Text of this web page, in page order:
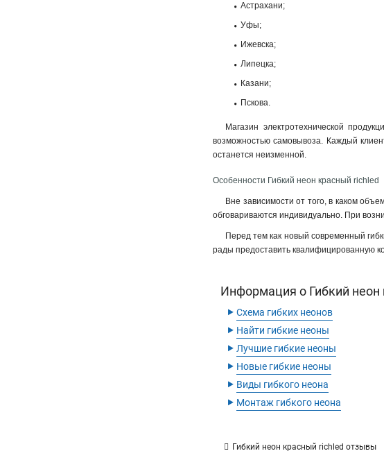
Астрахани;
Уфы;
Ижевска;
Липецка;
Казани;
Пскова.
Магазин электротехнической
возможностью самовывоза. Каждый
останется неизменной.
Особенности Гибкий неон красный richled
Вне зависимости от того, в каком
обговариваются индивидуально. При
Перед тем как новый современный
рады предоставить квалифицированную
Информация о Гибкий неон
‣ Схема гибких неонов
‣ Найти гибкие неоны
‣ Лучшие гибкие неоны
‣ Новые гибкие неоны
‣ Виды гибкого неона
‣ Монтаж гибкого неона
Гибкий неон красный richled отзывы